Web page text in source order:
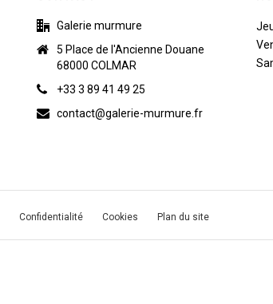
Galerie murmure
5 Place de l'Ancienne Douane
68000 COLMAR
+33 3 89 41 49 25
contact@galerie-murmure.fr
Confidentialité Cookies Plan du site